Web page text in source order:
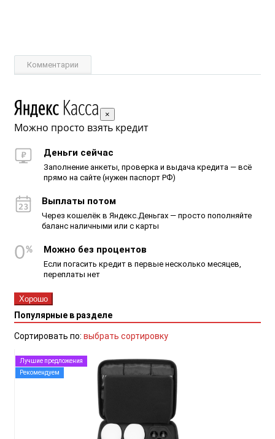
Комментарии
×
Можно просто взять кредит
Деньги сейчас
Заполнение анкеты, проверка и выдача кредита — всё
прямо на сайте (нужен паспорт РФ)
Выплаты потом
Через кошелёк в Яндекс.Деньгах — просто пополняйте
баланс наличными или с карты
Можно без процентов
Если погасить кредит в первые несколько месяцев,
переплаты нет
Хорошо
Популярные в разделе
Сортировать по: выбрать сортировку
Лучшие предложения
Рекомендуем